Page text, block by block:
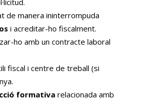
de manera ininterrompuda
i acreditar-ho fiscalment.
ho amb un contracte laboral
fiscal i centre de treball (si
formativarelacionada amb